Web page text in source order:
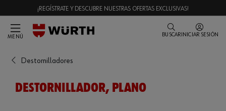
¡REGÍSTRATE Y DESCUBRE NUESTRAS OFERTAS EXCLUSIVAS!
MENÚ BUSCAR INICIAR SESIÓN
Destornilladores
DESTORNILLADOR, PLANO